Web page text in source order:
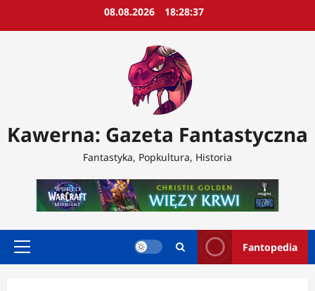
08.08.2026 18:28:39
Kawerna: Gazeta Fantastyczna
Fantastyka, Popkultura, Historia
Menu
Fantopedia